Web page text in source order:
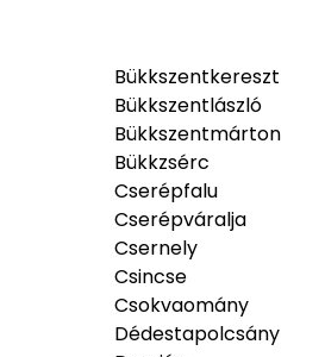
Bükkszentkereszt
Bükkszentlászló
Bükkszentmárton
Bükkzsérc
Cserépfalu
Cserépváralja
Csernely
Csincse
Csokvaomány
Dédestapolcsány